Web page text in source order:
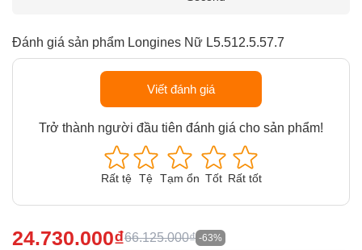
Đánh giá sản phẩm Longines Nữ L5.512.5.57.7
Viết đánh giá
Trở thành người đầu tiên đánh giá cho sản phẩm!
Rất tệ Tệ Tạm ổn Tốt Rất tốt
24.730.000₫66.125.000₫ -63%